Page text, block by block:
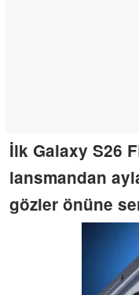
İlk Galaxy S26
lansmandan
gözler önüne